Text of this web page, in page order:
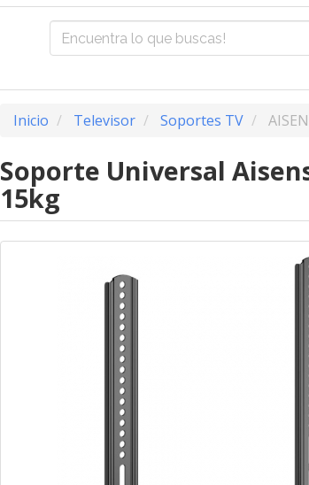
Inicio Televisor Soportes TV
Soporte Universal
15kg